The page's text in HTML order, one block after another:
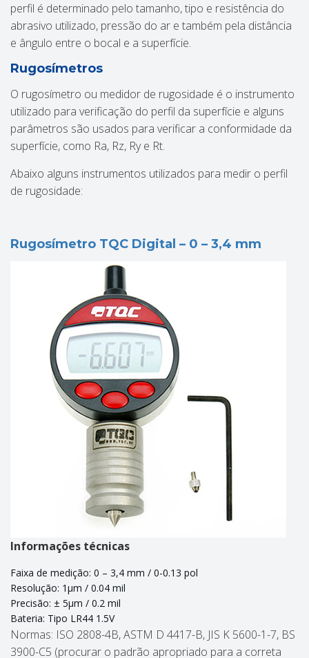
perfil é determinado pelo tamanho, tipo e resistência do
abrasivo utilizado, pressão do ar e também pela distância
e ângulo entre o bocal e a superfície.
Rugosímetros
O rugosímetro ou medidor de rugosidade é o instrumento
utilizado para verificação do perfil da superfície e alguns
parâmetros são usados para verificar a conformidade da
superfície, como Ra, Rz, Ry e Rt.
Abaixo alguns instrumentos utilizados para medir o perfil
de rugosidade:
Rugosímetro TQC Digital – 0 – 3,4 mm
Informações técnicas
Faixa de medição: 0 – 3,4 mm / 0-0.13 pol
Resolução: 1µm / 0.04 mil
Precisão: ± 5µm / 0.2 mil
Bateria: Tipo LR44 1.5V
Normas: ISO 2808-4B, ASTM D 4417-B, JIS K 5600-1-7, BS
3900-C5 (procurar o padrão apropriado para a correta